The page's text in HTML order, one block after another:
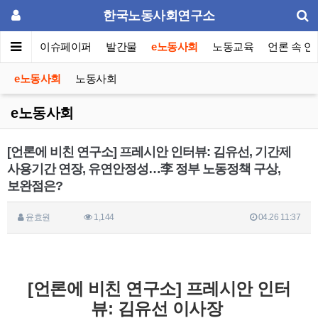
한국노동사회연구소
포럼 이슈페이퍼 발간물 e노동사회 노동교육 언론 속 연
e노동사회 노동사회
e노동사회
[언론에 비친 연구소] 프레시안 인터뷰: 김유선, 기간제
사용기간 연장, 유연안정성…李 정부 노동정책 구상,
보완점은?
윤효원 1,144 04.26 11:37
[언론에 비친 연구소] 프레시안 인터
뷰: 김유선 이사장